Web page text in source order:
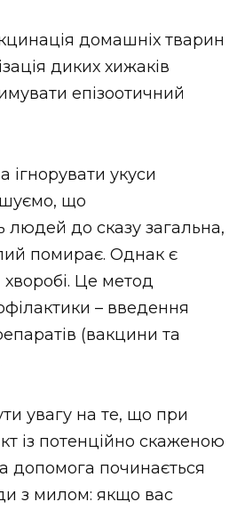
домашніх тварин
диких хижаків
епізоотичний
укуси
що
людей до сказу загальна,
помирає. Однак є
хворобі. Це метод
– введення
(вакцини та
увагу на те, що при
із потенційно скаженою
починається
з милом: якщо вас